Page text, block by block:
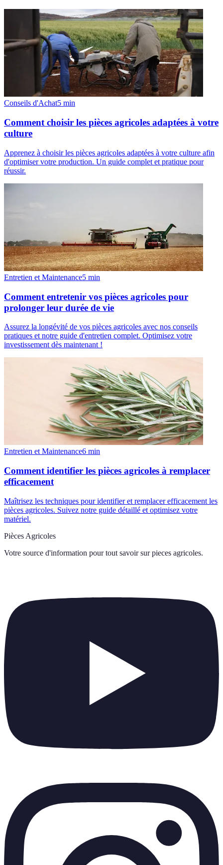
Conseils d'Achat5 min
Comment choisir les pièces agricoles adaptées à votre
culture
Apprenez à choisir les pièces agricoles adaptées à votre culture afin
d'optimiser votre production. Un guide complet et pratique pour
réussir.
Entretien et Maintenance5 min
Comment entretenir vos pièces agricoles pour
prolonger leur durée de vie
Assurez la longévité de vos pièces agricoles avec nos conseils
pratiques et notre guide d'entretien complet. Optimisez votre
investissement dès maintenant !
Entretien et Maintenance6 min
Comment identifier les pièces agricoles à remplacer
efficacement
Maîtrisez les techniques pour identifier et remplacer efficacement les
pièces agricoles. Suivez notre guide détaillé et optimisez votre
matériel.
Pièces Agricoles
Votre source d'information pour tout savoir sur pieces agricoles.